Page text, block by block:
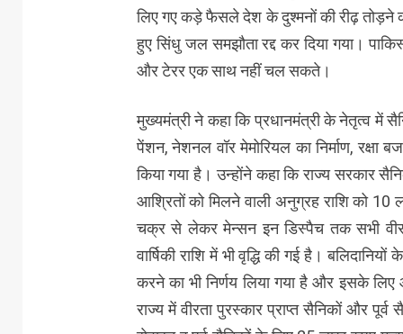
लिए गए कड़े फैसले देश के दुश्मनों की रीढ़
हुए सिंधु जल समझौता रद्द कर दिया गया।
और टेरर एक साथ नहीं चल सकते।
मुख्यमंत्री ने कहा कि प्रधानमंत्री के नेतृत्व में
पेंशन, नेशनल वॉर मेमोरियल का निर्माण, रक्षा
किया गया है। उन्होंने कहा कि राज्य सरकार
आश्रितों को मिलने वाली अनुग्रह राशि को
चक्र से लेकर मेन्सन इन डिस्पैच तक सभी
वार्षिकी राशि में भी वृद्धि की गई है।
करने का भी निर्णय लिया गया है और इसके
राज्य में वीरता पुरस्कार प्राप्त सैनिकों और